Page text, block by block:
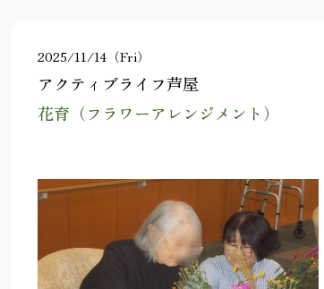
2025/11/14（Fri）
アクティブライフ芦屋
花育（フラワーアレンジメント）